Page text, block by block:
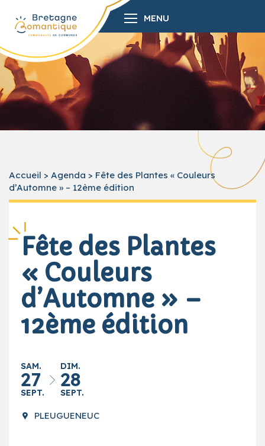
MENU
Accueil > Agenda > Fête des Plantes « Couleurs
d’Automne » – 12ème édition
Fête des Plantes
« Couleurs
d’Automne » –
12ème édition
SAM.
27
SEPT.
DIM.
28
SEPT.
PLEUGUENEUC